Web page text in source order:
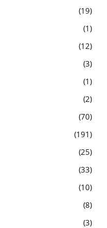
19
1
12
3
1
2
70
191
25
33
10
8
3